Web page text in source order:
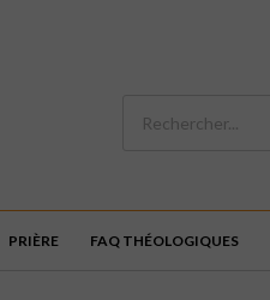
PRIÈRE FAQ THÉOLOGIQUES